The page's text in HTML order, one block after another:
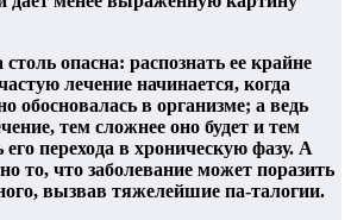
опасна: распознать ее крайне
лечение начинается, когда
обосновалась в организме; а ведь
тем сложнее оно будет и тем
перехода в хроническую фазу. А
то, что заболевание может поразить
вызвав тяжелейшие па-талогии.